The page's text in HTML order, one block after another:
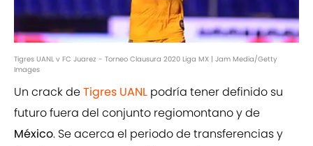
Tigres UANL v FC Juarez - Torneo Clausura 2020 Liga MX | Jam Media/Getty
Images
Un crack deTigres UANL podría tener definido su
futuro fuera del conjunto regiomontano y de
México. Se acerca el periodo de transferencias y